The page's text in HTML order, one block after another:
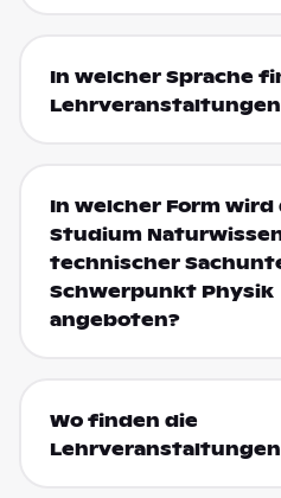
In welcher Sprache
In welcher Form wird
Studium
technischer
Schwerpunkt Physik
angeboten?
Wo finden die